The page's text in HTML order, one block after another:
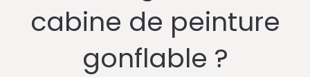
cabine de peinture
gonflable ?